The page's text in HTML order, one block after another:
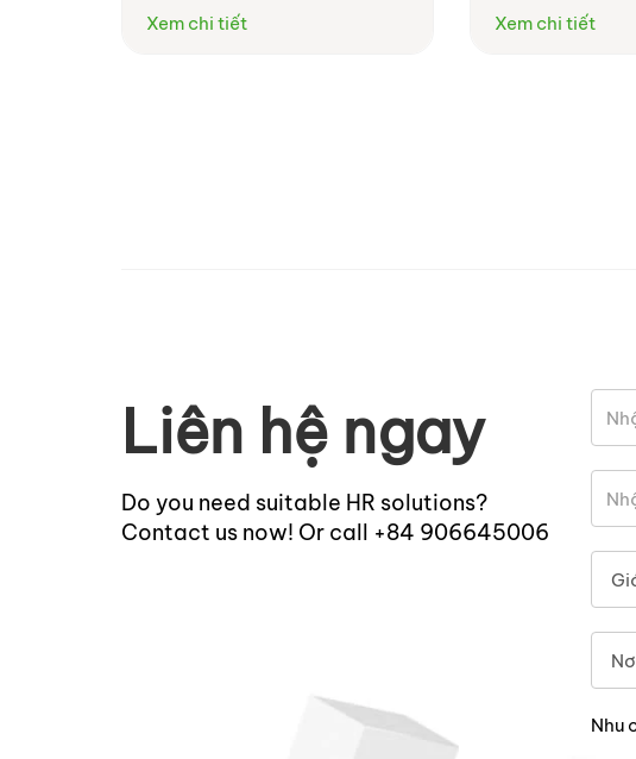
Xem chi tiết
DEVELOPMENT
Xem chi tiết
Liên hệ ngay
Do you need suitable HR solutions?
Contact us now! Or call +84 906645006
Nhu